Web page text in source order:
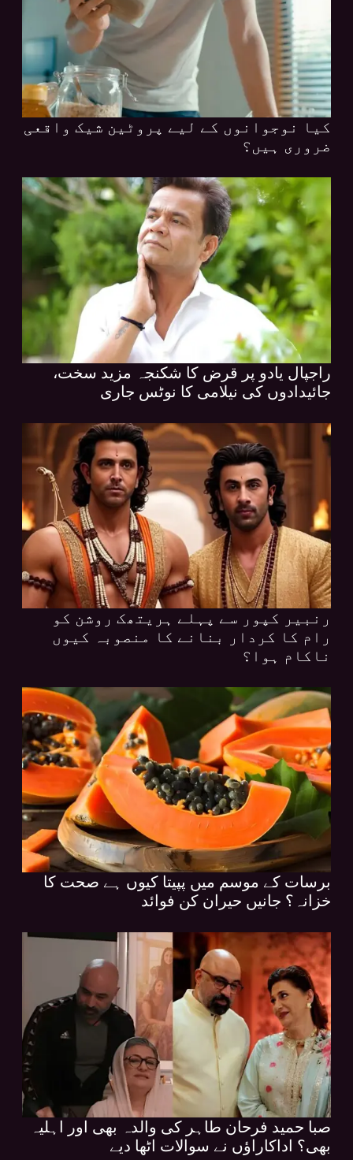
کیا نوجوانوں کے لیے پروٹین شیک واقعی
ضروری ہیں؟
راجپال یادو پر قرض کا شکنجہ مزید سخت،
جائیدادوں کی نیلامی کا نوٹس جاری
رنبیر کپور سے پہلے ہریتھک روشن کو
رام کا کردار بنانے کا منصوبہ کیوں
ناکام ہوا؟
برسات کے موسم میں پپیتا کیوں ہے صحت کا
خزانہ؟ جانیں حیران کن فوائد
صبا حمید فرحان طاہر کی والدہ بھی اور اہلیہ
بھی؟ اداکاراؤں نے سوالات اٹھا دیے